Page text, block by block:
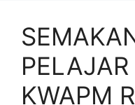
KWAPM